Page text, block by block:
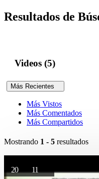
Resultados de
Videos (5)
Más Recientes
Más Vistos
Más Comentados
Más Compartidos
Mostrando 1 - 5 resultados
20 11